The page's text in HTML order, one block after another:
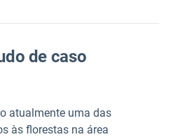
de caso
atualmente uma das
às florestas na área